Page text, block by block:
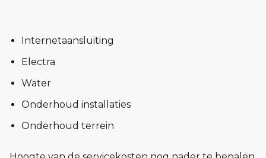
Internetaansluiting
Electra
Water
Onderhoud installaties
Onderhoud terrein